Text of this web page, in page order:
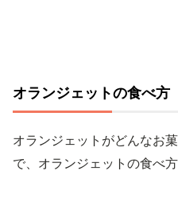
オランジェットの食べ方
オランジェットがどんなお
で、オランジェットの食べ